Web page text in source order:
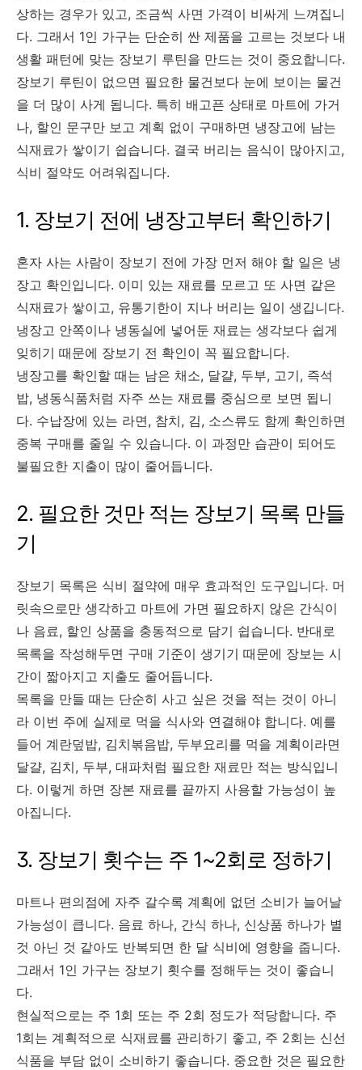
상하는 경우가 있고, 조금씩 사면 가격이 비싸게 느껴집니
다. 그래서 1인 가구는 단순히 싼 제품을 고르는 것보다 내
생활 패턴에 맞는 장보기 루틴을 만드는 것이 중요합니다.
장보기 루틴이 없으면 필요한 물건보다 눈에 보이는 물건
을 더 많이 사게 됩니다. 특히 배고픈 상태로 마트에 가거
나, 할인 문구만 보고 계획 없이 구매하면 냉장고에 남는
식재료가 쌓이기 쉽습니다. 결국 버리는 음식이 많아지고,
식비 절약도 어려워집니다.
1. 장보기 전에 냉장고부터 확인하기
혼자 사는 사람이 장보기 전에 가장 먼저 해야 할 일은 냉
장고 확인입니다. 이미 있는 재료를 모르고 또 사면 같은
식재료가 쌓이고, 유통기한이 지나 버리는 일이 생깁니다.
냉장고 안쪽이나 냉동실에 넣어둔 재료는 생각보다 쉽게
잊히기 때문에 장보기 전 확인이 꼭 필요합니다.
냉장고를 확인할 때는 남은 채소, 달걀, 두부, 고기, 즉석
밥, 냉동식품처럼 자주 쓰는 재료를 중심으로 보면 됩니
다. 수납장에 있는 라면, 참치, 김, 소스류도 함께 확인하면
중복 구매를 줄일 수 있습니다. 이 과정만 습관이 되어도
불필요한 지출이 많이 줄어듭니다.
2. 필요한 것만 적는 장보기 목록 만들
기
장보기 목록은 식비 절약에 매우 효과적인 도구입니다. 머
릿속으로만 생각하고 마트에 가면 필요하지 않은 간식이
나 음료, 할인 상품을 충동적으로 담기 쉽습니다. 반대로
목록을 작성해두면 구매 기준이 생기기 때문에 장보는 시
간이 짧아지고 지출도 줄어듭니다.
목록을 만들 때는 단순히 사고 싶은 것을 적는 것이 아니
라 이번 주에 실제로 먹을 식사와 연결해야 합니다. 예를
들어 계란덮밥, 김치볶음밥, 두부요리를 먹을 계획이라면
달걀, 김치, 두부, 대파처럼 필요한 재료만 적는 방식입니
다. 이렇게 하면 장본 재료를 끝까지 사용할 가능성이 높
아집니다.
3. 장보기 횟수는 주 1~2회로 정하기
마트나 편의점에 자주 갈수록 계획에 없던 소비가 늘어날
가능성이 큽니다. 음료 하나, 간식 하나, 신상품 하나가 별
것 아닌 것 같아도 반복되면 한 달 식비에 영향을 줍니다.
그래서 1인 가구는 장보기 횟수를 정해두는 것이 좋습니
다.
현실적으로는 주 1회 또는 주 2회 정도가 적당합니다. 주
1회는 계획적으로 식재료를 관리하기 좋고, 주 2회는 신선
식품을 부담 없이 소비하기 좋습니다. 중요한 것은 필요한